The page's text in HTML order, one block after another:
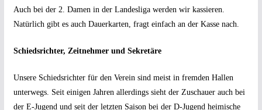
Auch bei der 2. Damen in der Landesliga werden wir kassieren.
Natürlich gibt es auch Dauerkarten, fragt einfach an der Kasse nach.
Schiedsrichter, Zeitnehmer und Sekretäre
Unsere Schiedsrichter für den Verein sind meist in fremden Hallen
unterwegs. Seit einigen Jahren allerdings sieht der Zuschauer auch bei
der E-Jugend und seit der letzten Saison bei der D-Jugend heimische